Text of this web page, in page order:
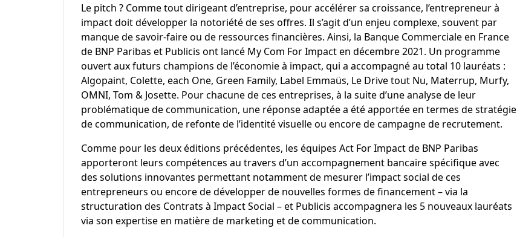
Le pitch ? Comme tout dirigeant d’entreprise, pour accélérer sa croissance, l’entrepreneur à
impact doit développer la notoriété de ses offres. Il s’agit d’un enjeu complexe, souvent par
manque de savoir-faire ou de ressources financières. Ainsi, la Banque Commerciale en France
de BNP Paribas et Publicis ont lancé My Com For Impact en décembre 2021. Un programme
ouvert aux futurs champions de l’économie à impact, qui a accompagné au total 10 lauréats :
Algopaint, Colette, each One, Green Family, Label Emmaüs, Le Drive tout Nu, Materrup, Murfy,
OMNI, Tom & Josette. Pour chacune de ces entreprises, à la suite d’une analyse de leur
problématique de communication, une réponse adaptée a été apportée en termes de stratégie
de communication, de refonte de l’identité visuelle ou encore de campagne de recrutement.
Comme pour les deux éditions précédentes, les équipes Act For Impact de BNP Paribas
apporteront leurs compétences au travers d’un accompagnement bancaire spécifique avec
des solutions innovantes permettant notamment de mesurer l’impact social de ces
entrepreneurs ou encore de développer de nouvelles formes de financement – via la
structuration des Contrats à Impact Social – et Publicis accompagnera les 5 nouveaux lauréats
via son expertise en matière de marketing et de communication.